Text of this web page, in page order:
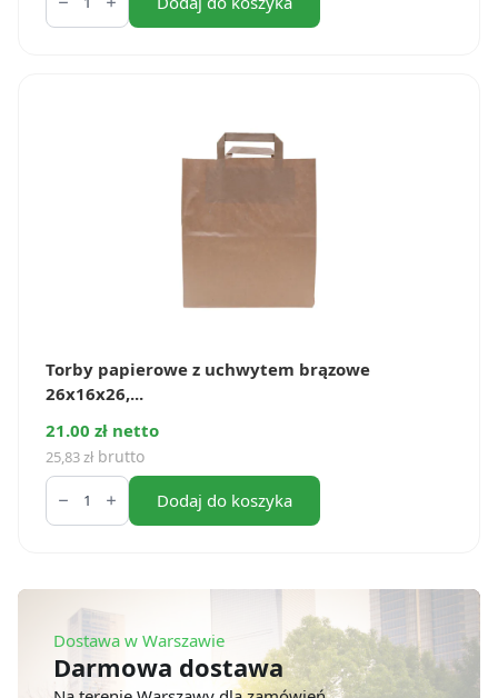
Dostawa w Warszawie
Darmowa dostawa
papierowe
Torby papierowe z uchwytem brązowe
26x16x26,...
21.00 zł netto
25,83zł brutto
ilość
Torby
papierowe
26x16x26,5
szt.)
Dodaj do koszyka